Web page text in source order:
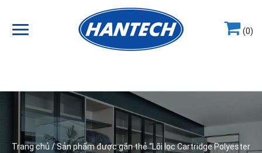
(0)
Trang chủ/ Sản phẩm được gắn thẻ “Lõi lọc Cartridge Polyester